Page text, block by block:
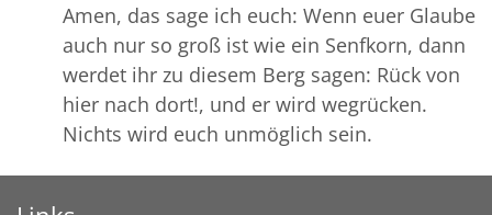
Amen, das sage ich euch: Wenn euer Glaube
auch nur so groß ist wie ein Senfkorn, dann
werdet ihr zu diesem Berg sagen: Rück von
hier nach dort!, und er wird wegrücken.
Nichts wird euch unmöglich sein.